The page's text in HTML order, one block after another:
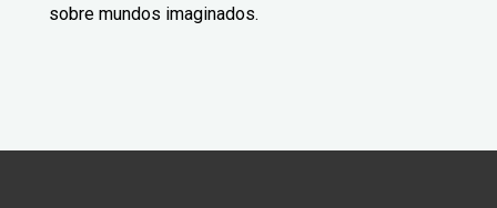
sobre mundos imaginados.